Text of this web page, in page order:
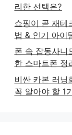
리한 선택은?
쇼핑이 곧 재테
법 & 인기 아이
폰 속 잡동사니
한 스마트폰 정
비싼 카본 러닝
꼭 알아야 할 1